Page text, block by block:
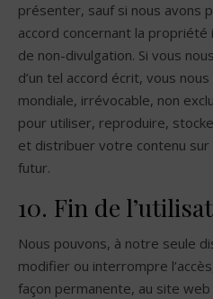
présenter, sauf si nous avons
accord concernant la propriété
de non-divulgation. Si vous
d’un tel accord écrit, vous
mondiale, irrévocable, non
pour utiliser, reproduire,
et distribuer votre contenu
futur.
10. Fin de
Nous pouvons, à notre seule
modifier ou interrompre
façon permanente, au site